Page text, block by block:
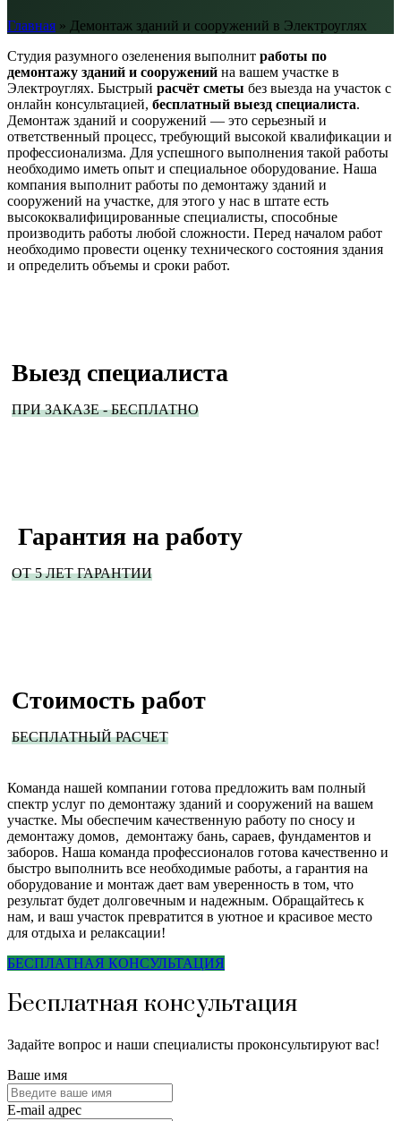
Главная » Демонтаж зданий и сооружений в Электроуглях
Студия разумного озеленения выполнит работы по
демонтажу зданий и сооружений на вашем участке в
Электроуглях. Быстрый расчёт сметы без выезда на участок с
онлайн консультацией, бесплатный выезд специалиста.
Демонтаж зданий и сооружений — это серьезный и
ответственный процесс, требующий высокой квалификации и
профессионализма. Для успешного выполнения такой работы
необходимо иметь опыт и специальное оборудование. Наша
компания выполнит работы по демонтажу зданий и
сооружений на участке, для этого у нас в штате есть
высококвалифицированные специалисты, способные
производить работы любой сложности. Перед началом работ
необходимо провести оценку технического состояния здания
и определить объемы и сроки работ.
Выезд специалиста
ПРИ ЗАКАЗЕ - БЕСПЛАТНО
Гарантия на работу
ОТ 5 ЛЕТ ГАРАНТИИ
Стоимость работ
БЕСПЛАТНЫЙ РАСЧЕТ
Команда нашей компании готова предложить вам полный
спектр услуг по демонтажу зданий и сооружений на вашем
участке. Мы обеспечим качественную работу по сносу и
демонтажу домов, демонтажу бань, сараев, фундаментов и
заборов. Наша команда профессионалов готова качественно и
быстро выполнить все необходимые работы, а гарантия на
оборудование и монтаж дает вам уверенность в том, что
результат будет долговечным и надежным. Обращайтесь к
нам, и ваш участок превратится в уютное и красивое место
для отдыха и релаксации!
БЕСПЛАТНАЯ КОНСУЛЬТАЦИЯ
Бесплатная консультация
Задайте вопрос и наши специалисты проконсультируют вас!
Ваше имя
E-mail адрес